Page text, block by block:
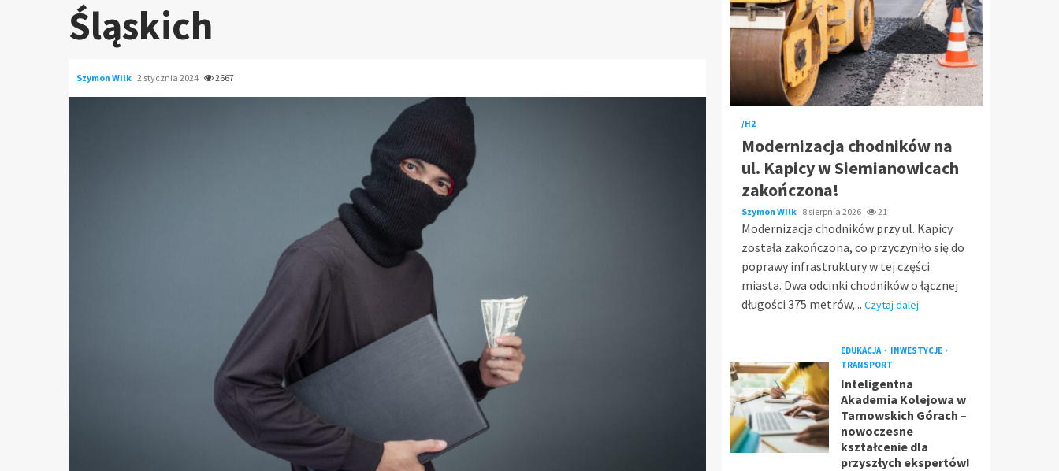
Śląskich
Szymon Wilk 2 stycznia 2024 2667
/H2
Modernizacja chodników na
ul. Kapicy w Siemianowicach
zakończona!
Szymon Wilk 8 sierpnia 2026 21
Modernizacja chodników przy ul. Kapicy
została zakończona, co przyczyniło się do
poprawy infrastruktury w tej części
miasta. Dwa odcinki chodników o łącznej
długości 375 metrów,... Czytaj dalej
EDUKACJA
INWESTYCJE
TRANSPORT
Inteligentna
Akademia Kolejowa w
Tarnowskich Górach –
nowoczesne
kształcenie dla
przyszłych ekspertów!